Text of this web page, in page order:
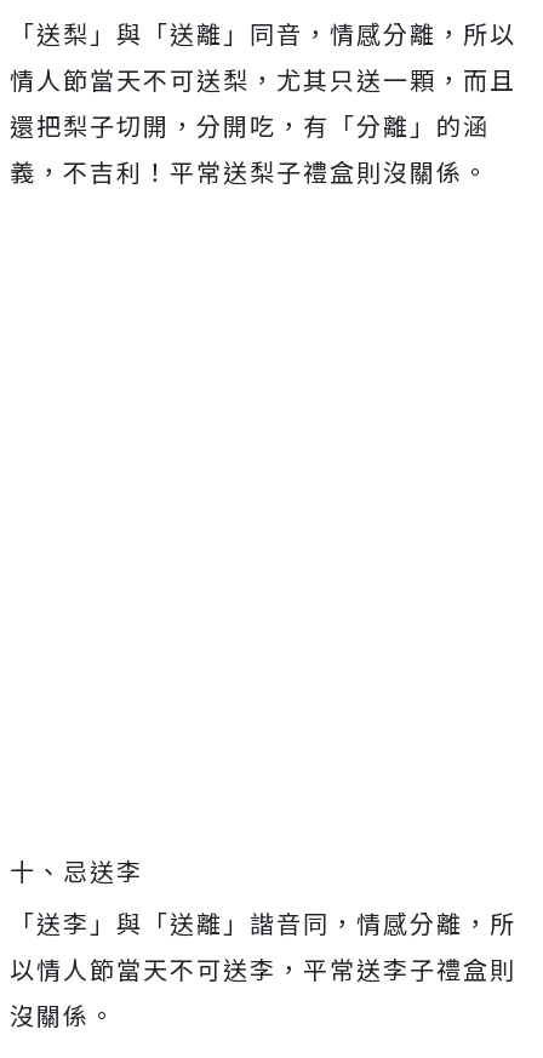
「送梨」與「送離」同音，情感分離，所以
情人節當天不可送梨，尤其只送一顆，而且
還把梨子切開，分開吃，有「分離」的涵
義，不吉利！平常送梨子禮盒則沒關係。
十、忌送李
「送李」與「送離」諧音同，情感分離，所
以情人節當天不可送李，平常送李子禮盒則
沒關係。